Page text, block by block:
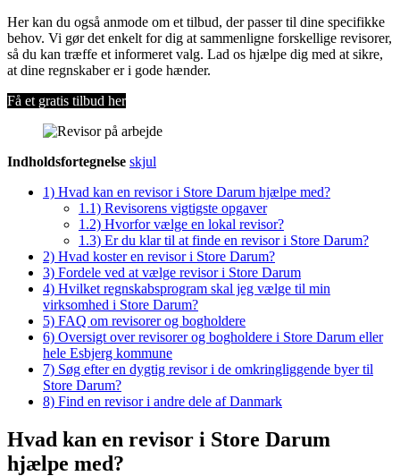
Her kan du også anmode om et tilbud, der passer til dine specifikke
behov. Vi gør det enkelt for dig at sammenligne forskellige revisorer,
så du kan træffe et informeret valg. Lad os hjælpe dig med at sikre,
at dine regnskaber er i gode hænder.
Få et gratis tilbud her
Indholdsfortegnelse skjul
1) Hvad kan en revisor i Store Darum hjælpe med?
1.1) Revisorens vigtigste opgaver
1.2) Hvorfor vælge en lokal revisor?
1.3) Er du klar til at finde en revisor i Store Darum?
2) Hvad koster en revisor i Store Darum?
3) Fordele ved at vælge revisor i Store Darum
4) Hvilket regnskabsprogram skal jeg vælge til min
virksomhed i Store Darum?
5) FAQ om revisorer og bogholdere
6) Oversigt over revisorer og bogholdere i Store Darum eller
hele Esbjerg kommune
7) Søg efter en dygtig revisor i de omkringliggende byer til
Store Darum?
8) Find en revisor i andre dele af Danmark
Hvad kan en revisor i Store Darum
hjælpe med?